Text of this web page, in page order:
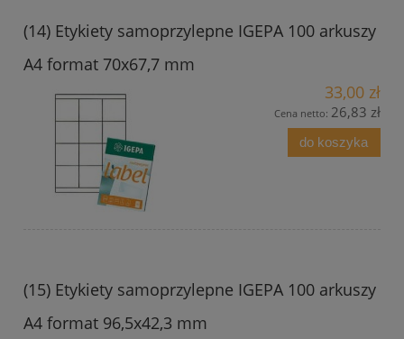
(14) Etykiety samoprzylepne IGEPA 100 arkuszy
A4 format 70x67,7 mm
33,00 zł
Cena netto: 26,83 zł
do koszyka
(15) Etykiety samoprzylepne IGEPA 100 arkuszy
A4 format 96,5x42,3 mm